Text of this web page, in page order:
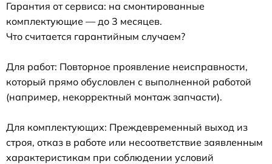
Гарантия от сервиса: на смонтированные
комплектующие — до 3 месяцев.
Что считается гарантийным случаем?
Для работ: Повторное проявление неисправности,
который прямо обусловлен с выполненной работой
(например, некорректный монтаж запчасти).
Для комплектующих: Преждевременный выход из
строя, отказ в работе или несоответствие заявленным
характеристикам при соблюдении условий